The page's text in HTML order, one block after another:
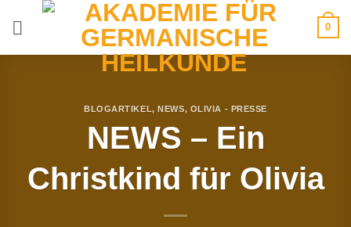
0
BLOGARTIKEL,NEWS, OLIVIA - PRESSE
NEWS – Ein
Christkind für Olivia